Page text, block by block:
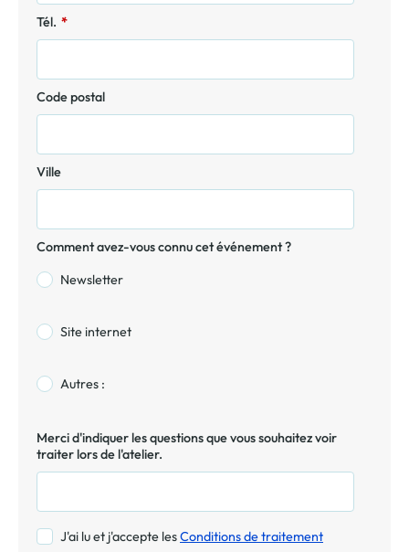
Tél. *
Code postal
Ville
Comment avez-vous connu cet événement ?
Newsletter
Site internet
Autres :
Merci d'indiquer les questions que vous souhaitez voir
traiter lors de l'atelier.
J'ai lu et j'accepte lesConditions de traitement